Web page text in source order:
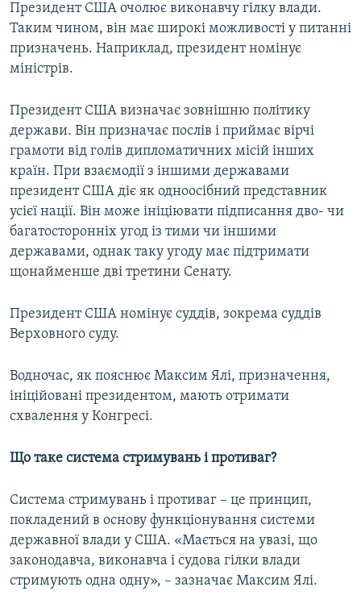
Президент США очолює виконавчу гілку влади.
Таким чином, він має широкі можливості у питанні
призначень. Наприклад, президент номінує
міністрів.
Президент США визначає зовнішню політику
держави. Він призначає послів і приймає вірчі
грамоти від голів дипломатичних місій інших
країн. При взаємодії з іншими державами
президент США діє як одноосібний представник
усієї нації. Він може ініціювати підписання дво- чи
багатосторонніх угод із тими чи іншими
державами, однак таку угоду має підтримати
щонайменше дві третини Сенату.
Президент США номінує суддів, зокрема суддів
Верховного суду.
Водночас, як пояснює Максим Ялі, призначення,
ініційовані президентом, мають отримати
схвалення у Конгресі.
Що таке система стримувань і противаг?
Система стримувань і противаг – це принцип,
покладений в основу функціонування системи
державної влади у США. «Мається на увазі, що
законодавча, виконавча і судова гілки влади
стримують одна одну», – зазначає Максим Ялі.